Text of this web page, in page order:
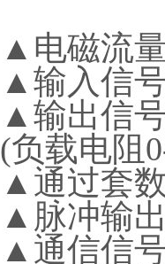
▲电磁流
▲输入信
▲输出信
(负载电阻
▲通过套
▲脉冲输
▲通信信